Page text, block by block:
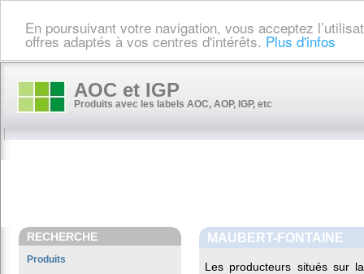
En poursuivant votre navigation, vous acceptez
offres adaptés à vos centres d'intérêts. Plus d'infos
AOC et IGP
Produits avec les labels AOC, AOP, IGP, etc
RECHERCHE
Produits
MAUBERT-FONTAINE
Les producteurs situés sur